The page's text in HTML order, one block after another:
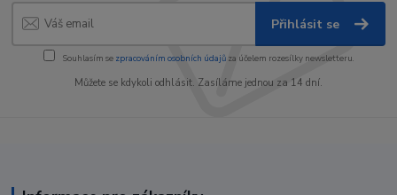
Přihlásit se
Souhlasím se zpracováním osobních údajůza účelem rozesílky newsletteru.
Můžete se kdykoli odhlásit. Zasíláme jednou za 14 dní.